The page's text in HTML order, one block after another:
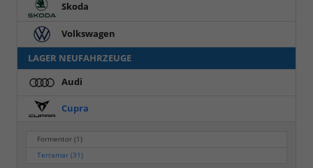
Skoda
Volkswagen
LAGER NEUFAHRZEUGE
Audi
Cupra
Formentor(1)
Terramar(31)